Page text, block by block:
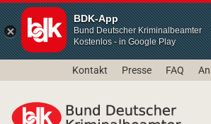
BDK-App
Bund Deutscher Kriminalbeamter
Kostenlos - in Google Play
Kontakt Presse FAQ